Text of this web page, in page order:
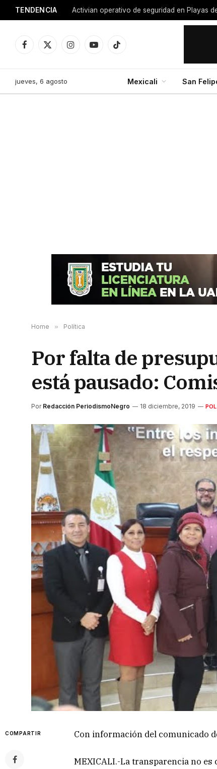
TENDENCIA Activian operativo de seguridad en Playas
Facebook
X
InstagramYouTubeTikTok
jueves, 6 agosto Mexicali San
Home » Política
Por falta de
está pausado:
Por Redacción PeriodismoNegro 18 diciembre, 2019
COMPARTIR Con información del comunicado
MEXICALI.-La transparencia no